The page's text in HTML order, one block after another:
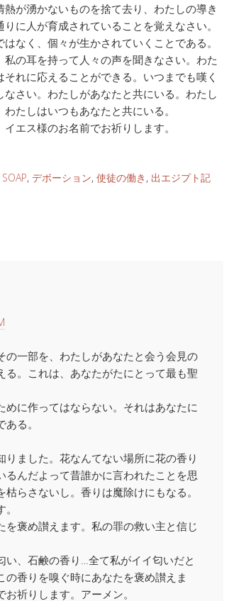
が湧かないものを捨て去り、わたしの導き
に人が育成されていることを覚えなさい。
なく、個々が生かされていくことである。
の耳を持って人々の声を聞きなさい。わた
れに応えることができる。いつまでも嘆く
さい。わたしがあなたと共にいる。わたし
たしはいつもあなたと共にいる。
エス様のお名前でお祈りします。
SOAP, デボーション, 使徒の働き , 出エジプト記
の一部を、わたしがあなたと会う会見の
る。これは、あなたがたにとって最も聖
めに作ってはならない。それはあなたに
る。
ました。花なんてない場所に花の香り
るんだよって昔誰かに言われたことを思
らさないし。香りは魔除けにもなる。
褒め讃えます。私の罪の救い主と信じ
い、石鹸の香り…全て私がイイ匂いだと
香りを嗅ぐ時にあなたを褒め讃えま
祈りします。アーメン。